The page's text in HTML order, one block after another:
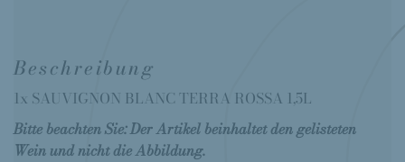
Beschreibung
1x SAUVIGNON BLANC TERRA ROSSA 1,5L
Bitte beachten Sie: Der Artikel beinhaltet den gelisteten
Wein und nicht die Abbildung.